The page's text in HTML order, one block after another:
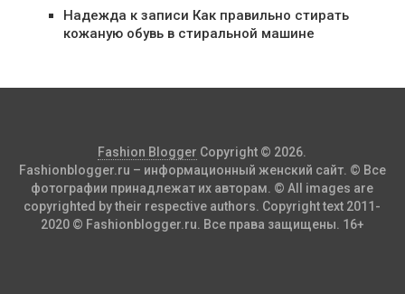
Надежда к записи Как правильно стирать
кожаную обувь в стиральной машине
Fashion Blogger Copyright © 2026.
Fashionblogger.ru – информационный женский сайт. © Все
фотографии принадлежат их авторам. © All images are
copyrighted by their respective authors. Copyright text 2011-
2020 © Fashionblogger.ru. Все права защищены. 16+